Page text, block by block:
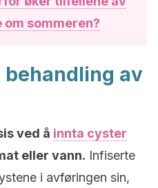
om sommeren?
behandling av
ved å innta cyster
eller vann. Infiserte
i avføringen sin,